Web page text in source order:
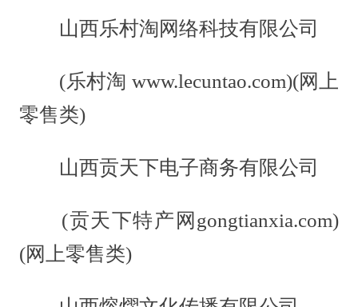
山西乐村淘网络科技有限公司
(乐村淘 www.lecuntao.com)(网上
零售类)
山西贡天下电子商务有限公司
(贡天下特产网gongtianxia.com)
(网上零售类)